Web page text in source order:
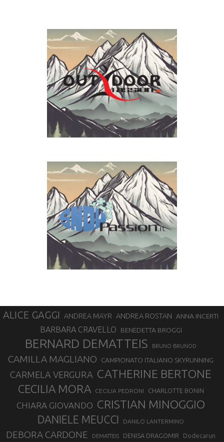
ALICE GAGGI ANDREA MAYR ANDREA ROSTAN ANNA INCERTI
BARBARA CRAVELLO BENEDETTA BROGGI
BERNARD DEMATTEIS BRUNO BRUNOD
CAMILLA MAGLIANO CAMPIONATO ITALIANO SKYRUNNING
CARMELA VERGURA CATHERINE BERTONE
CECILIA MORA CECILIA PEDRONI CHARLOTTE BONIN
CHIARA GIOVANDO CRISTIAN MINOGGIO
DANIELE MEUCCI DANILO LANTERMINO
DEBORA CARDONE DEMATTEIS DENISA DRAGOMIR Dodecarun